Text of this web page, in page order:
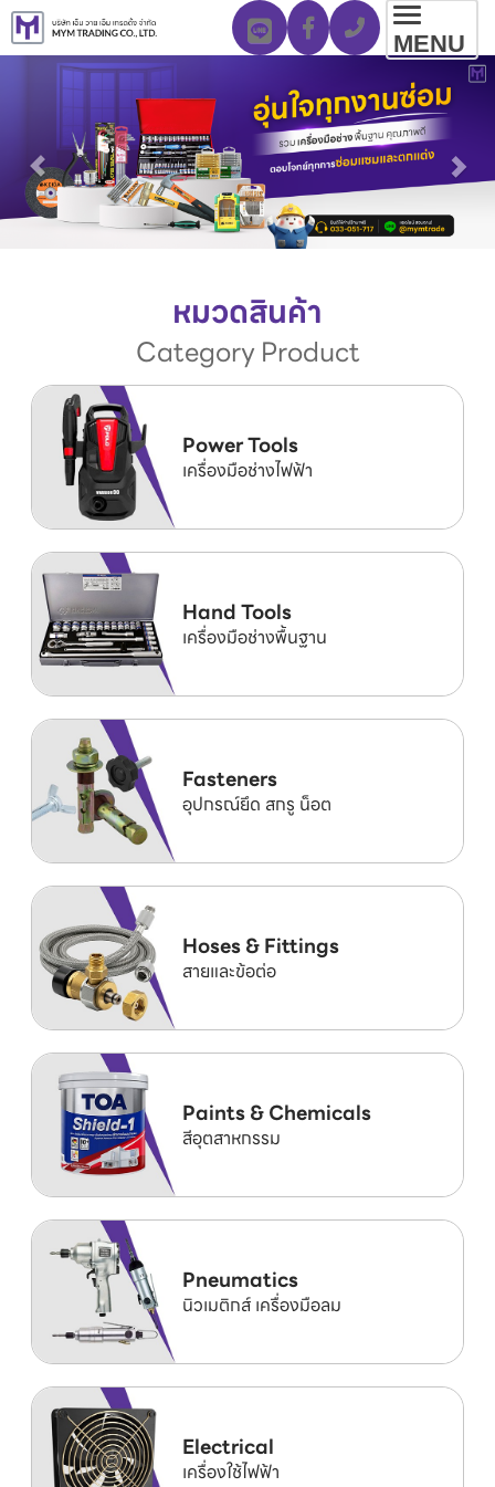
MENU
หมวดสินค้า
Category Product
Power Tools
เครื่องมือช่างไฟฟ้า
Hand Tools
เครื่องมือช่างพื้นฐาน
Fasteners
อุปกรณ์ยึด สกรู น็อต
Hoses & Fittings
สายและข้อต่อ
Paints & Chemicals
สีอุตสาหกรรม
Pneumatics
นิวเมติกส์ เครื่องมือลม
Electrical
เครื่องใช้ไฟฟ้า